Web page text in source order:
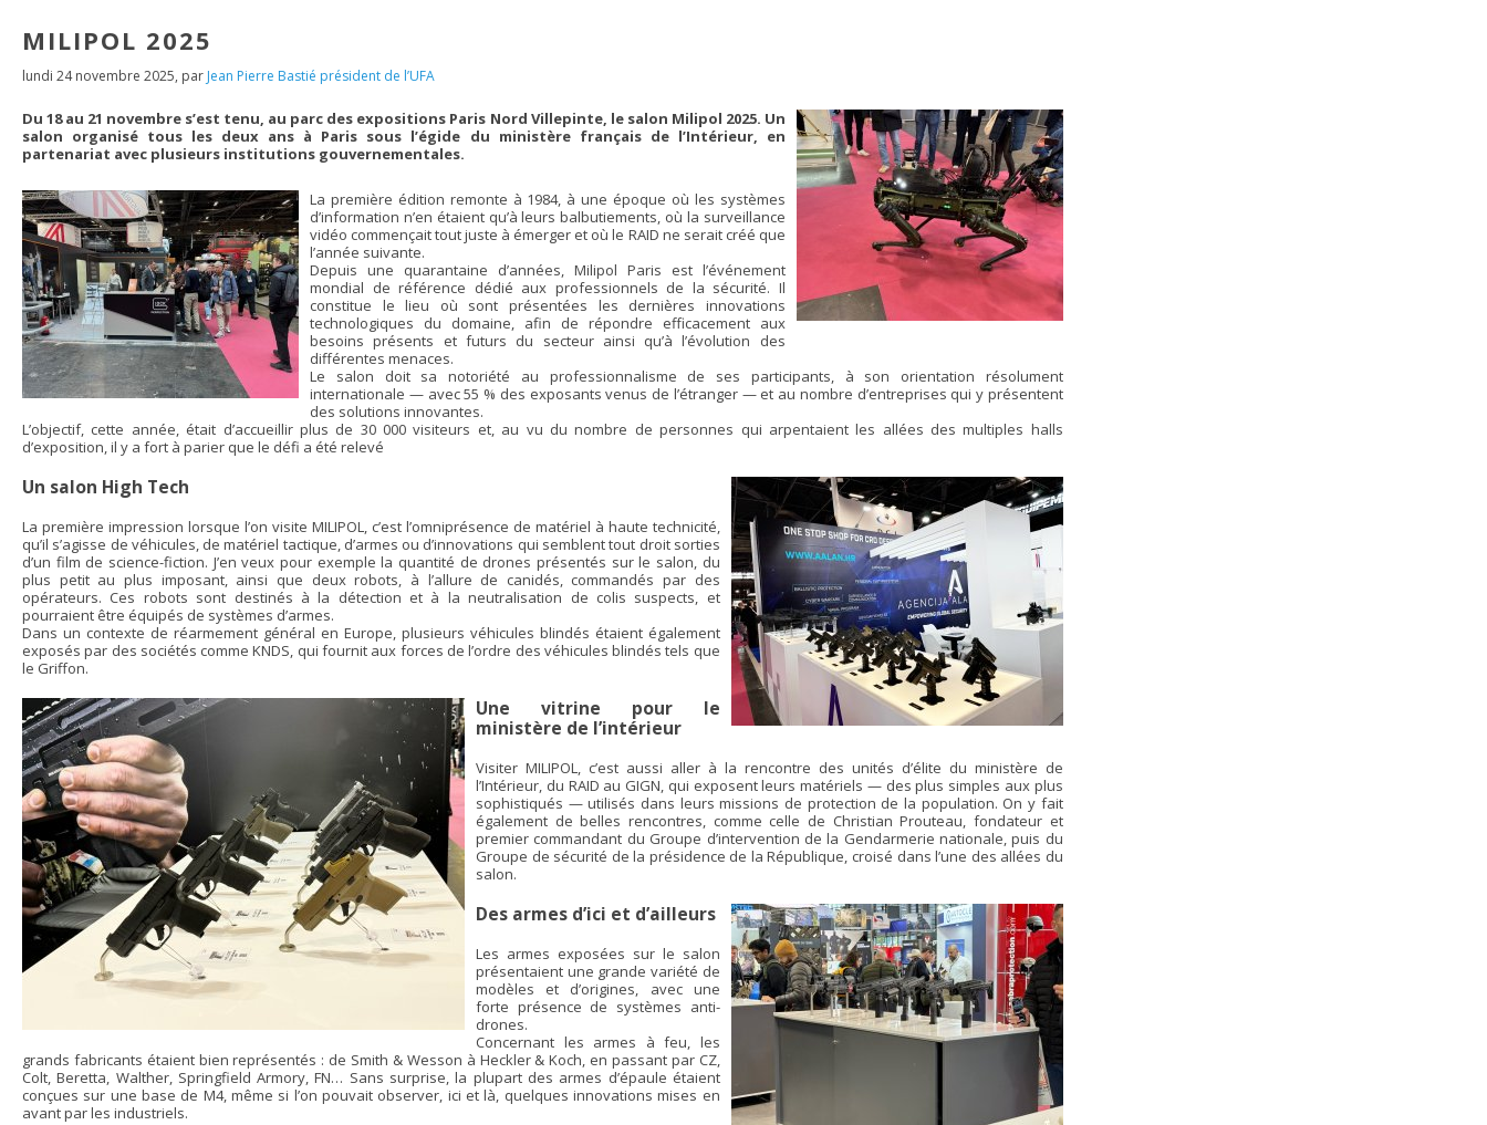
MILIPOL 2025
lundi 24 novembre 2025, par Jean Pierre Bastié président de l’UFA
Du 18 au 21 novembre s’est tenu, au parc des expositions Paris Nord Villepinte, le salon Milipol 2025. Un
salon organisé tous les deux ans à Paris sous l’égide du ministère français de l’Intérieur, en
partenariat avec plusieurs institutions gouvernementales.
La première édition remonte à 1984, à une époque où les systèmes
d’information n’en étaient qu’à leurs balbutiements, où la surveillance
vidéo commençait tout juste à émerger et où le RAID ne serait créé que
l’année suivante.
Depuis une quarantaine d’années, Milipol Paris est l’événement
mondial de référence dédié aux professionnels de la sécurité. Il
constitue le lieu où sont présentées les dernières innovations
technologiques du domaine, afin de répondre efficacement aux
besoins présents et futurs du secteur ainsi qu’à l’évolution des
différentes menaces.
Le salon doit sa notoriété au professionnalisme de ses participants, à son orientation résolument
internationale — avec 55 % des exposants venus de l’étranger — et au nombre d’entreprises qui y présentent
des solutions innovantes.
L’objectif, cette année, était d’accueillir plus de 30 000 visiteurs et, au vu du nombre de personnes qui arpentaient les allées des multiples halls
d’exposition, il y a fort à parier que le défi a été relevé
Un salon High Tech
La première impression lorsque l’on visite MILIPOL, c’est l’omniprésence de matériel à haute technicité,
qu’il s’agisse de véhicules, de matériel tactique, d’armes ou d’innovations qui semblent tout droit sorties
d’un film de science-fiction. J’en veux pour exemple la quantité de drones présentés sur le salon, du
plus petit au plus imposant, ainsi que deux robots, à l’allure de canidés, commandés par des
opérateurs. Ces robots sont destinés à la détection et à la neutralisation de colis suspects, et
pourraient être équipés de systèmes d’armes.
Dans un contexte de réarmement général en Europe, plusieurs véhicules blindés étaient également
exposés par des sociétés comme KNDS, qui fournit aux forces de l’ordre des véhicules blindés tels que
le Griffon.
Une vitrine pour le
ministère de l’intérieur
Visiter MILIPOL, c’est aussi aller à la rencontre des unités d’élite du ministère de
l’Intérieur, du RAID au GIGN, qui exposent leurs matériels — des plus simples aux plus
sophistiqués — utilisés dans leurs missions de protection de la population. On y fait
également de belles rencontres, comme celle de Christian Prouteau, fondateur et
premier commandant du Groupe d’intervention de la Gendarmerie nationale, puis du
Groupe de sécurité de la présidence de la République, croisé dans l’une des allées du
salon.
Des armes d’ici et d’ailleurs
Les armes exposées sur le salon
présentaient une grande variété de
modèles et d’origines, avec une
forte présence de systèmes anti-
drones.
Concernant les armes à feu, les
grands fabricants étaient bien représentés : de Smith & Wesson à Heckler & Koch, en passant par CZ,
Colt, Beretta, Walther, Springfield Armory, FN… Sans surprise, la plupart des armes d’épaule étaient
conçues sur une base de M4, même si l’on pouvait observer, ici et là, quelques innovations mises en
avant par les industriels.